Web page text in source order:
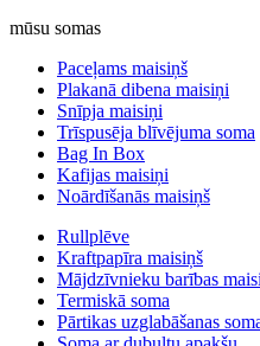
mūsu somas
Paceļams maisiņš
Plakanā dibena maisiņi
Snīpja maisiņi
Trīspusēja blīvējuma soma
Bag In Box
Kafijas maisiņi
Noārdīšanās maisiņš
Rullplēve
Kraftpapīra maisiņš
Mājdzīvnieku barības
Termiskā soma
Pārtikas uzglabāšanas